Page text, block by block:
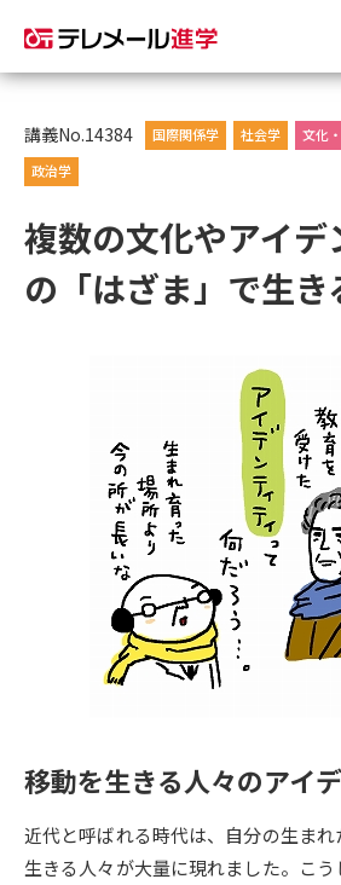
資料請求
大学・短大の資料種類から請求
大学パンフ 学部・
大学・短大以外の資料から請求
専門学校の資料請求 大学
留学・進学関連、塾・予備校
大学入
内」の
大学入学共通テスト「受験上の
配慮案内」の請求
高等学校（情報）教員資格認定
講義No.14384 国際関係学 社会学 文化
政治学
複数の文化やアイデ
の「はざま」で生き
移動を生きる人々のアイ
近代と呼ばれる時代は、自分の生ま
生きる人々が大量に現れました。こう